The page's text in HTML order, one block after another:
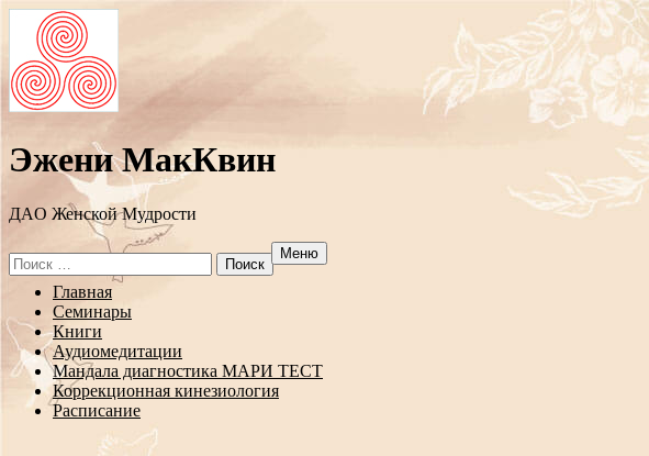
Эжени МакКвин
ДAO Женской Мудрости
Search
for:
Меню
Перейти
содержанию
Главная
Семинары
Книги
Аудиомедитации
Мандала диагностика МАРИ ТЕСТ
Коррекционная кинезиология
Расписание